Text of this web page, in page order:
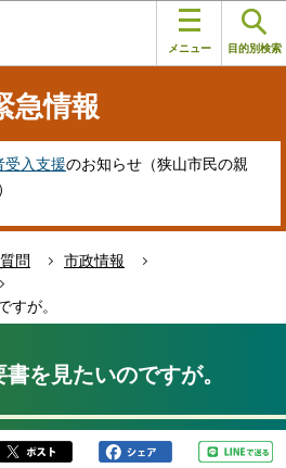
メニュー 目的別検索
急情報
受入支援のお知らせ（狭山市民の親
問
市政情報
すが。
を見たいのですが。